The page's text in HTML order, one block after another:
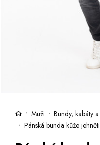
Muži
Bundy, kabáty
Pánská bunda kůže